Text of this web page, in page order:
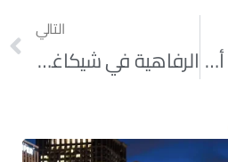
شيكاغو تملك أحد أفضل أنظمة المتنزهات في الولايات المتحدة
التالي
الرفاهية في شيكاغو ستكلفك أقل من نيويورك